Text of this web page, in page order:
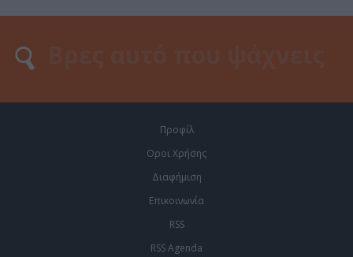
Προφίλ
Οροι Χρήσης
Διαφήμιση
Επικοινωνία
RSS
RSS Agenda